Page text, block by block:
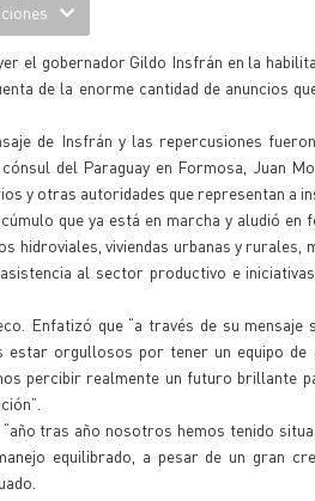
el gobernador Gildo Insfrán en la
de la enorme cantidad de anuncios
de Insfrán y las repercusiones
del Paraguay en Formosa, Juan
y otras autoridades que representan a
que ya está en marcha y aludió en
hidroviales, viviendas urbanas y rurales,
al sector productivo e
Enfatizó que “a través de su
orgullosos por tener un equipo de
percibir realmente un futuro brillante
tras año nosotros hemos tenido
equilibrado, a pesar de un gran